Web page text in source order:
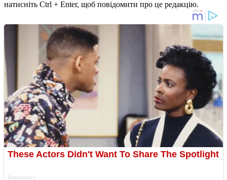
натисніть Ctrl + Enter, щоб повідомити про це редакцію.